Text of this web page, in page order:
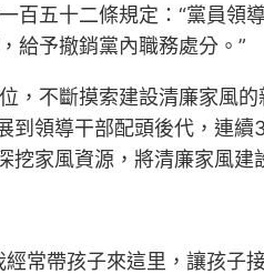
百五十二條規定：“黨員領
給予撤銷黨內職務處分。”
，不斷摸索建設清廉家風
到領導干部配頭後代，連
挖家風資源，將清廉家風
常帶孩子來這里，讓孩子